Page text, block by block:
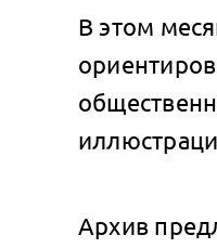
В этом
Архив